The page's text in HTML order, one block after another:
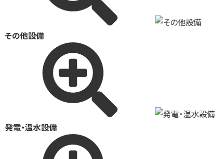
その他設備
発電・温水設備